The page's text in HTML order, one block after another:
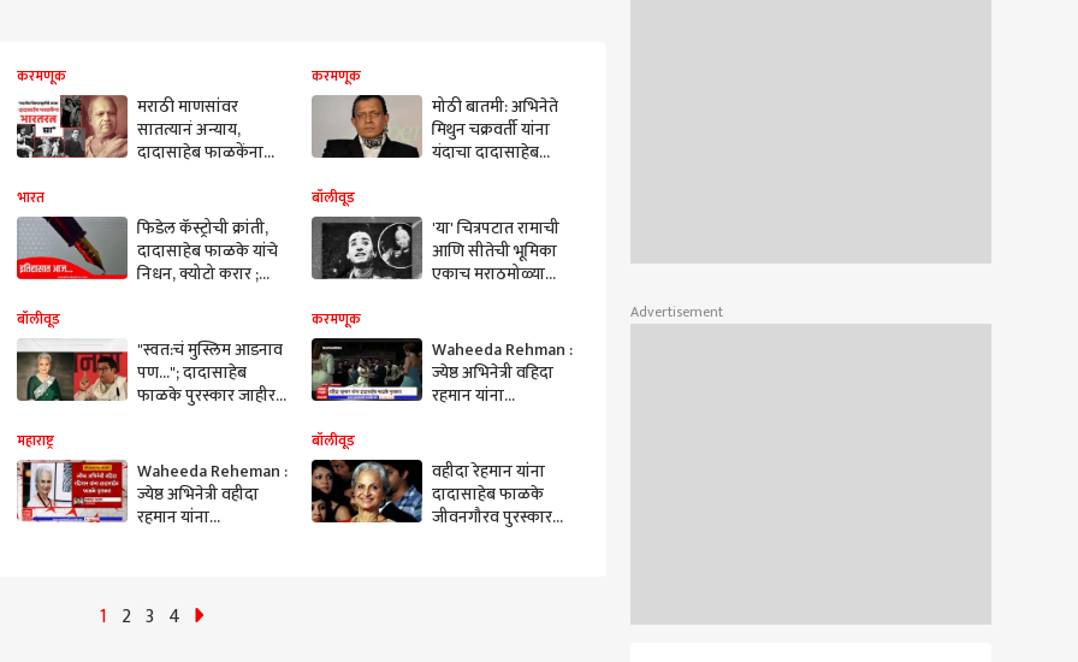
करमणूक
मराठी माणसांवर
सातत्यानं अन्याय,
दादासाहेब फाळकेंना
सरकारला पत्र
करमणूक
मोठी बातमी: अभिनेते
मिथुन चक्रवर्ती यांना
यंदाचा दादासाहेब
भारत
फिडेल कॅस्ट्रोची क्रांती,
दादासाहेब फाळके यांचे
निधन, क्योटो करार ;
बॉलीवूड
'या' चित्रपटात रामाची
आणि सीतेची भूमिका
एकाच मराठमोळ्या
बैलगाडीतून पोती
नेईपर्यंत झाली!
बॉलीवूड
"स्वत:चं मुस्लिम आडनाव
पण..."; दादासाहेब
फाळके पुरस्कार जाहीर
कौतुक
करमणूक
Waheeda Rehman :
ज्येष्ठ अभिनेत्री वहिदा
रहमान यांना
महाराष्ट्र
Waheeda Reheman :
ज्येष्ठ अभिनेत्री वहीदा
रहमान यांना
बॉलीवूड
वहीदा रेहमान यांना
दादासाहेब फाळके
जीवनगौरव पुरस्कार
1 2 3 4
Advertisement